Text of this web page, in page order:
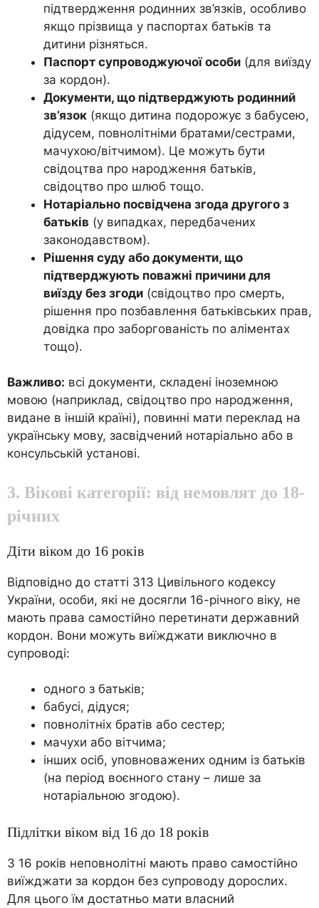
підтвердження родинних зв’язків, особливо
якщо прізвища у паспортах батьків та
дитини різняться.
Паспорт супроводжуючої особи (для виїзду
за кордон).
Документи, що підтверджують родинний
зв’язок (якщо дитина подорожує з бабусею,
дідусем, повнолітніми братами/сестрами,
мачухою/вітчимом). Це можуть бути
свідоцтва про народження батьків,
свідоцтво про шлюб тощо.
Нотаріально посвідчена згода другого з
батьків (у випадках, передбачених
законодавством).
Рішення суду або документи, що
підтверджують поважні причини для
виїзду без згоди (свідоцтво про смерть,
рішення про позбавлення батьківських прав,
довідка про заборгованість по аліментах
тощо).
Важливо: всі документи, складені іноземною
мовою (наприклад, свідоцтво про народження,
видане в іншій країні), повинні мати переклад на
українську мову, засвідчений нотаріально або в
консульській установі.
3. Вікові категорії: від немовлят до 18-
річних
Діти віком до 16 років
Відповідно до статті 313 Цивільного кодексу
України, особи, які не досягли 16-річного віку, не
мають права самостійно перетинати державний
кордон. Вони можуть виїжджати виключно в
супроводі:
одного з батьків;
бабусі, дідуся;
повнолітніх братів або сестер;
мачухи або вітчима;
інших осіб, уповноважених одним із батьків
(на період воєнного стану – лише за
нотаріальною згодою).
Підлітки віком від 16 до 18 років
З 16 років неповнолітні мають право самостійно
виїжджати за кордон без супроводу дорослих.
Для цього їм достатньо мати власний